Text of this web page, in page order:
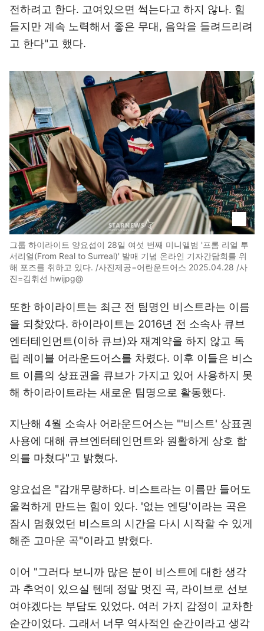
전하려고 한다. 고여있으면 썩는다고 하지 않나. 힘
들지만 계속 노력해서 좋은 무대, 음악을 들려드리려
고 한다"고 했다.
그룹 하이라이트 양요섭이 28일 여섯 번째 미니앨범 '프롬 리얼 투
서리얼(From Real to Surreal)' 발매 기념 온라인 기자간담회를 위
해 포즈를 취하고 있다. /사진제공=어란운드어스 2025.04.28 /사
진=김휘선 hwijpg@
또한 하이라이트는 최근 전 팀명인 비스트라는 이름
을 되찾았다. 하이라이트는 2016년 전 소속사 큐브
엔터테인먼트(이하 큐브)와 재계약을 하지 않고 독
립 레이블 어라운드어스를 차렸다. 이후 이들은 비스
트 이름의 상표권을 큐브가 가지고 있어 사용하지 못
해 하이라이트라는 새로운 팀명으로 활동했다.
지난해 4월 소속사 어라운드어스는 "'비스트' 상표권
사용에 대해 큐브엔터테인먼트와 원활하게 상호 합
의를 마쳤다"고 밝혔다.
양요섭은 "감개무량하다. 비스트라는 이름만 들어도
울컥하게 만드는 힘이 있다. '없는 엔딩'이라는 곡은
잠시 멈췄었던 비스트의 시간을 다시 시작할 수 있게
해준 고마운 곡"이라고 밝혔다.
이어 "그러다 보니까 많은 분이 비스트에 대한 생각
과 추억이 있으실 텐데 정말 멋진 곡, 라이브로 선보
여야겠다는 부담도 있었다. 여러 가지 감정이 교차한
순간이었다. 그래서 너무 역사적인 순간이라고 생각